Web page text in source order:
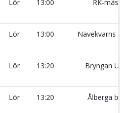
Lör 13:00 RK-
Lör 13:00 Nävekvarns
Lör 13:20 Bryngan
Lör 13:20 Ålberga